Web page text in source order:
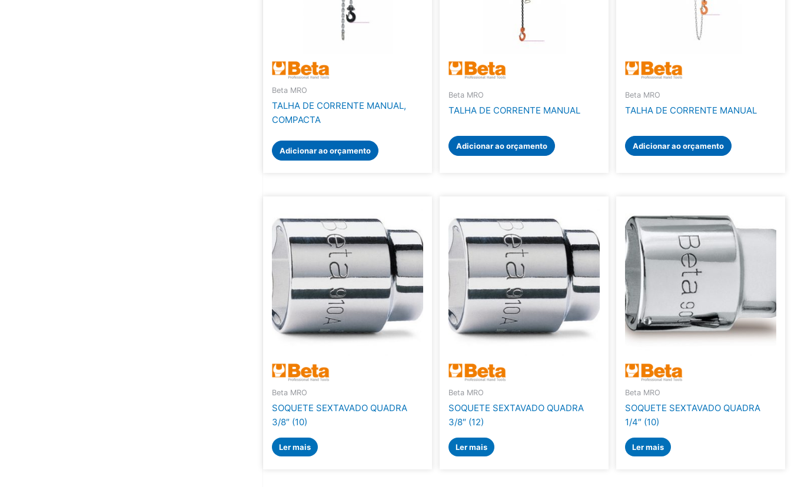
Beta MRO
TALHA DE CORRENTE MANUAL,
COMPACTA
Adicionar ao orçamento
Beta MRO
TALHA DE CORRENTE MANUAL
Adicionar ao orçamento
Beta MRO
TALHA DE CORRENTE MANUAL
Adicionar ao orçamento
Beta MRO
SOQUETE SEXTAVADO QUADRA
3/8″ (10)
Ler mais
Beta MRO
SOQUETE SEXTAVADO QUADRA
3/8″ (12)
Ler mais
Beta MRO
SOQUETE SEXTAVADO QUADRA
1/4″ (10)
Ler mais